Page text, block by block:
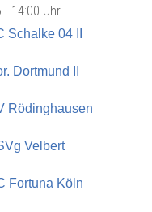
- 14:00 Uhr
Schalke 04 II
Dortmund II
Rödinghausen
Velbert
Fortuna Köln